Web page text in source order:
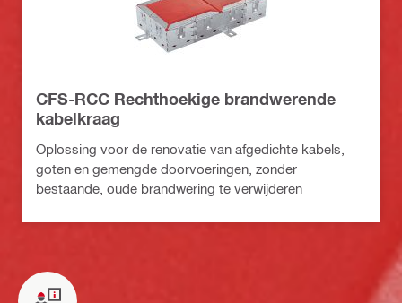
CFS-RCC Rechthoekige brandwerende
kabelkraag
Oplossing voor de renovatie van afgedichte kabels,
goten en gemengde doorvoeringen, zonder
bestaande, oude brandwering te verwijderen